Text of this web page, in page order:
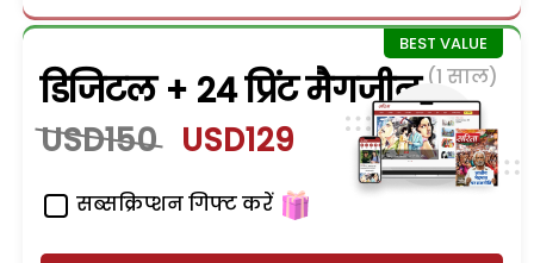
डिजिटल + 24 प्रिंट मैगजीन (1 साल)
USD150 USD129
सब्सक्रिप्शन गिफ्ट करें